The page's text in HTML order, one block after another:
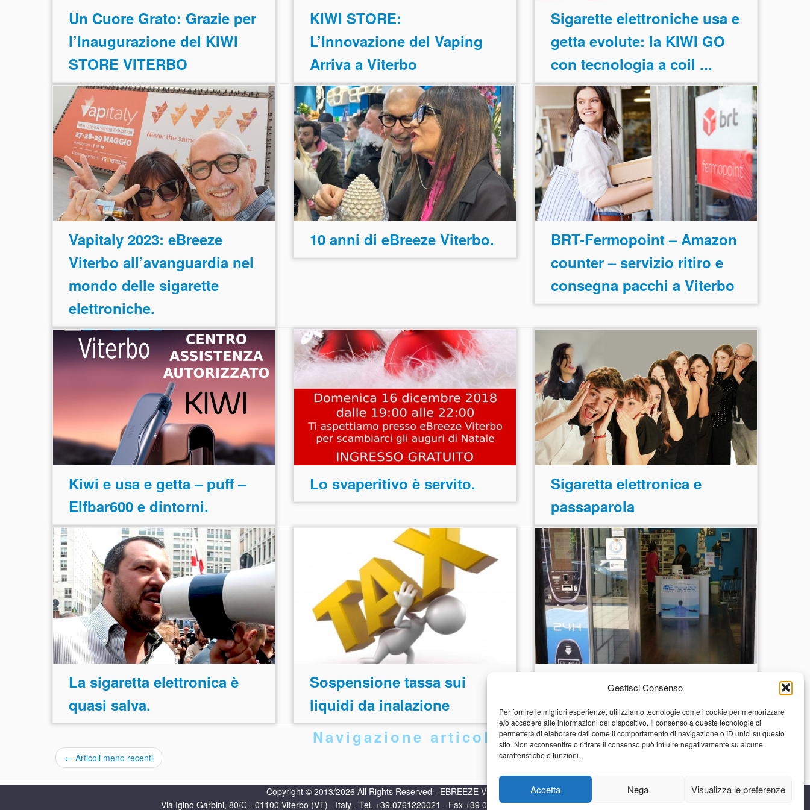
Gestisci Consenso
Per fornire le migliori esperienze, utilizziamo tecnologie come i cookie per memorizzare
e/o accedere alle informazioni del dispositivo. Il consenso a queste tecnologie ci
permetterà di elaborare dati come il comportamento di navigazione o ID unici su questo
sito. Non acconsentire o ritirare il consenso può influire negativamente su alcune
caratteristiche e funzioni.
Accetta Nega Visualizza le preferenze
Un Cuore Grato: Grazie per
l’Inaugurazione del KIWI
STORE VITERBO
KIWI STORE:
L’Innovazione del Vaping
Arriva a Viterbo
Sigarette elettroniche usa e
getta evolute: la KIWI GO
con tecnologia a coil ...
Vapitaly 2023: eBreeze
Viterbo all’avanguardia nel
mondo delle sigarette
elettroniche.
10 anni di eBreeze Viterbo.
BRT-Fermopoint – Amazon
counter – servizio ritiro e
consegna pacchi a Viterbo
Kiwi e usa e getta – puff –
Elfbar600 e dintorni.
Lo svaperitivo è servito.
Sigaretta elettronica e
passaparola
La sigaretta elettronica è
quasi salva.
Sospensione tassa sui
liquidi da inalazione
Sigaretta Elettronica e
Disinformazione
Navigazione articoli
← Articoli meno recenti
Copyright © 2013/2026 All Rights Reserved - EBREEZE VITERBO S.R.L.
Via Igino Garbini, 80/C - 01100 Viterbo (VT) - Italy - Tel. +39 0761220021 - Fax +39 07611760264 - WhatsApp +39 3516173581